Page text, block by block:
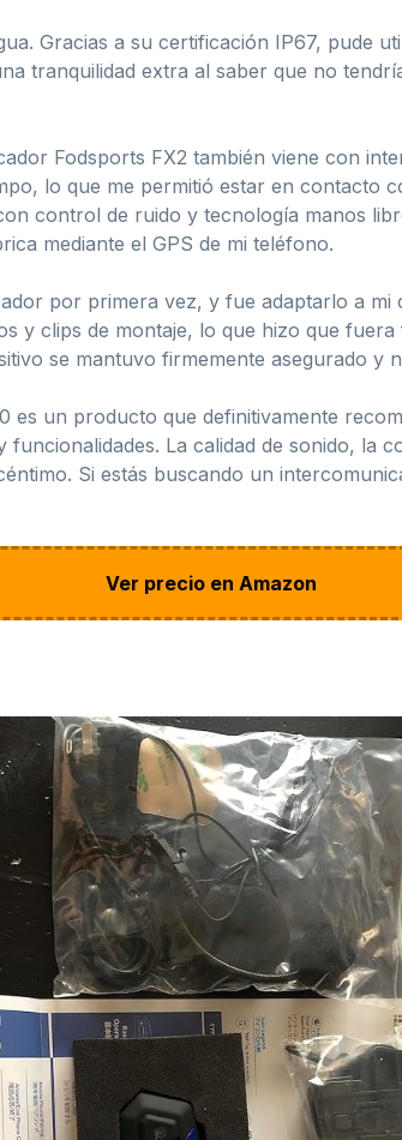
Gracias a su certificación IP67, pude
tranquilidad extra al saber que no
Fodsports FX2 también viene con
lo que me permitió estar en contacto
control de ruido y tecnología manos
mediante el GPS de mi teléfono.
por primera vez, y fue adaptarlo a mi
y clips de montaje, lo que hizo que
se mantuvo firmemente asegurado y
es un producto que definitivamente
La calidad de sonido, la
Si estás buscando un
Ver precio en Amazon